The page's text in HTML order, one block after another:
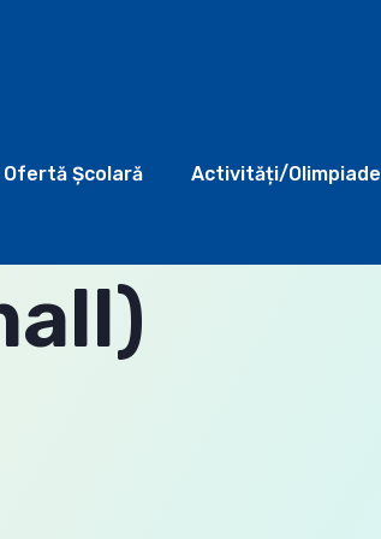
Ofertă Şcolară Activități/Olimpiade